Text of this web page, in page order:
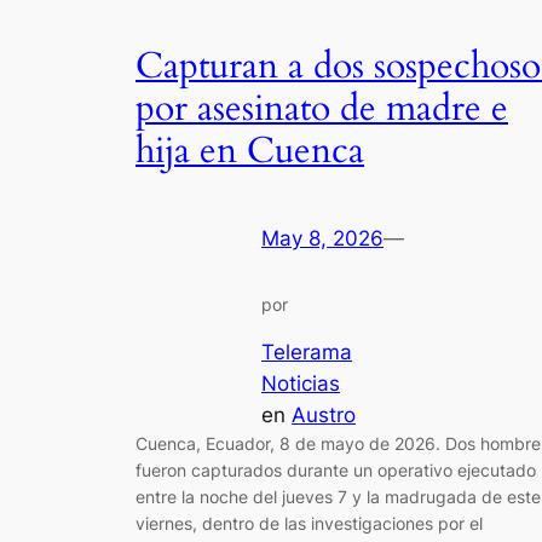
Capturan a dos
por asesinato de madre e
hija en Cuenca
May 8, 2026—
por
Telerama
Noticias
en Austro
Cuenca, Ecuador, 8 de mayo de 2026. Dos
fueron capturados durante un operativo ejecutado
entre la noche del jueves 7 y la madrugada de este
viernes, dentro de las investigaciones por el